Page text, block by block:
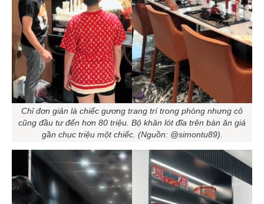
Chỉ đơn giản là chiếc gương trang trí trong phòng nhưng cô
cũng đầu tư đến hơn 80 triệu. Bộ khăn lót đĩa trên bàn ăn giá
gần chục triệu một chiếc. (Nguồn: @simontu89).